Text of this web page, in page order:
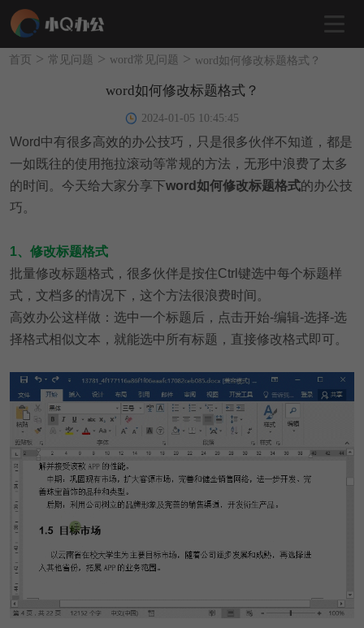
首页 > 常见问题 > word常见问题 > word如何修改标题格式？
word如何修改标题格式？
2024-01-05 10:45:45
Word中有很多高效的办公技巧，只是很多伙伴不知道，都是
一如既往的使用拖拉滚动等常规的方法，无形中浪费了太多
的时间。今天给大家分享下word如何修改标题格式的办公技
巧。
1、修改标题格式
批量修改标题格式，很多伙伴是按住Ctrl键选中每个标题样
式，文档多的情况下，这个方法很浪费时间。
高效办公这样做：选中一个标题后，点击开始-编辑-选择-选
择格式相似文本，就能选中所有标题，直接修改格式即可。